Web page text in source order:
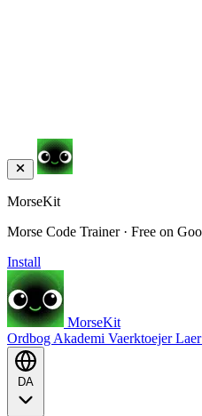
MorseKit
Morse Code Trainer · Free on
Install
MorseKit
Ordbog Akademi VaerktoejerLaer